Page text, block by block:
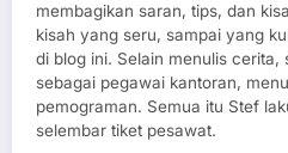
membagikan saran, tips, dan
kisah yang seru, sampai yang
di blog ini. Selain menulis
sebagai pegawai kantoran,
pemograman. Semua itu Stef
selembar tiket pesawat.